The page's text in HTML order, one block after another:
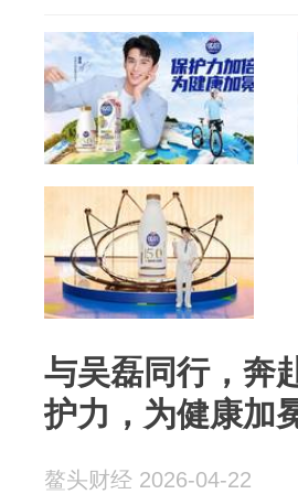
与吴磊同行，奔
护力，为健康加
鳌头财经 2026-04-22